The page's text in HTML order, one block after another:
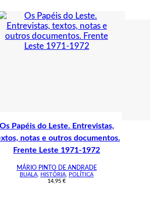
Papéis do Leste. Entrevistas,
notas e outros documentos.
Frente Leste 1971-1972
MÁRIO PINTO DE ANDRADE
BUALA HISTÓRIA
POLÍTICA
14,95 €